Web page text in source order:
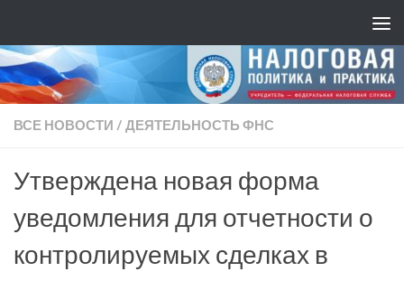
ВСЕ НОВОСТИ/ДЕЯТЕЛЬНОСТЬ ФНС
Утверждена новая форма
уведомления для отчетности о
контролируемых сделках в